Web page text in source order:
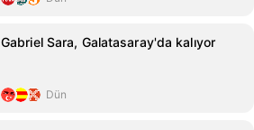
Gabriel Sara, Galatasaray'da kalıyor
Dün